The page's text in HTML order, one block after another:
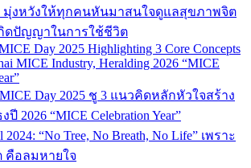
มุ่งหวังให้ทุกคนหันมาสนใจดูแลสุขภาพจิต
ดปัญญาในการใช้ชีวิต
Day 2025 Highlighting 3 Core Concepts
MICE Industry, Heralding 2026 “MICE
Day 2025 ชู 3 แนวคิดหลักหัวใจสร้าง
2026 “MICE Celebration Year”
2024: “No Tree, No Breath, No Life” เพราะ
คือลมหายใจ